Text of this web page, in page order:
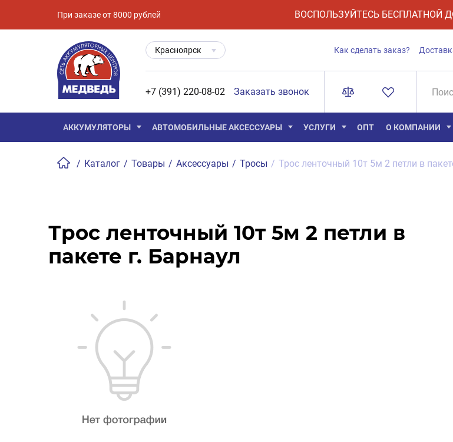
При заказе от 8000 рублей ВОСПОЛЬЗУЙТЕСЬ БЕСПЛАТНОЙ
Красноярск Как сделать заказ?
+7 (391) 220-08-02 Заказать звонок
АККУМУЛЯТОРЫ АВТОМОБИЛЬНЫЕ АКСЕССУАРЫ УСЛУГИ ОПТ О КОМПАНИИ
/ Каталог / Товары / Аксессуары / Тросы / Трос ленточный 10т 5м 2 петли в
Трос ленточный 10т 5м 2 петли в
пакете г. Барнаул